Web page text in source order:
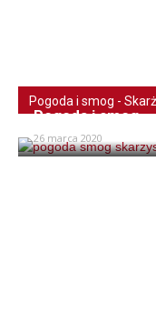
Pogoda i smog -
Pogoda i smog
26 marca 2020